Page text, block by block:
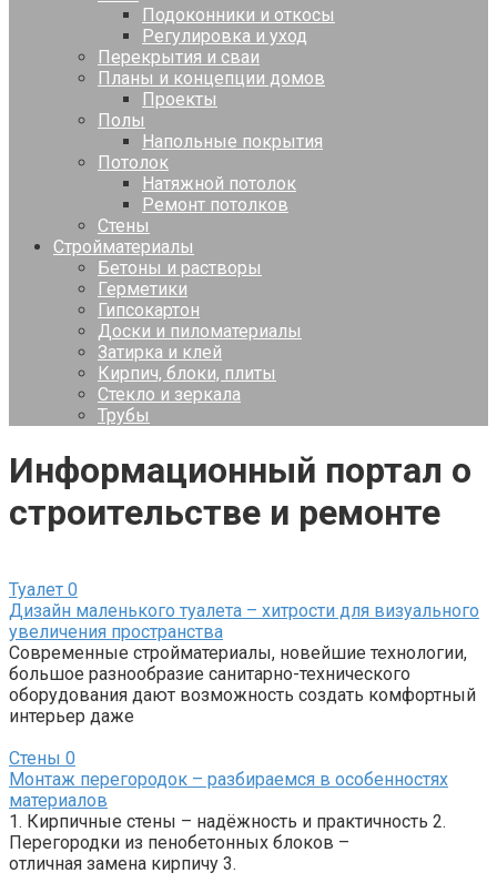
Подоконники и откосы
Регулировка и уход
Перекрытия и сваи
Планы и концепции домов
Проекты
Полы
Напольные покрытия
Потолок
Натяжной потолок
Ремонт потолков
Стены
Стройматериалы
Бетоны и растворы
Герметики
Гипсокартон
Доски и пиломатериалы
Затирка и клей
Кирпич, блоки, плиты
Стекло и зеркала
Трубы
Информационный портал о
строительстве и ремонте
Туалет 0
Дизайн маленького туалета – хитрости для визуального
увеличения пространства
Современные стройматериалы, новейшие технологии,
большое разнообразие санитарно-технического
оборудования дают возможность создать комфортный
интерьер даже
Стены 0
Монтаж перегородок – разбираемся в особенностях
материалов
1. Кирпичные стены – надёжность и практичность 2.
Перегородки из пенобетонных блоков –
отличная замена кирпичу 3.